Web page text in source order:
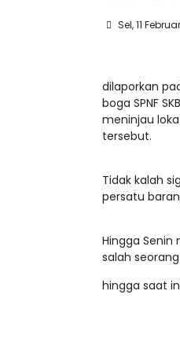
Sel, 11
dilaporkan
boga SPNF
meninjau
tersebut.
Tidak kalah
persatu
Hingga
salah
hingga saat